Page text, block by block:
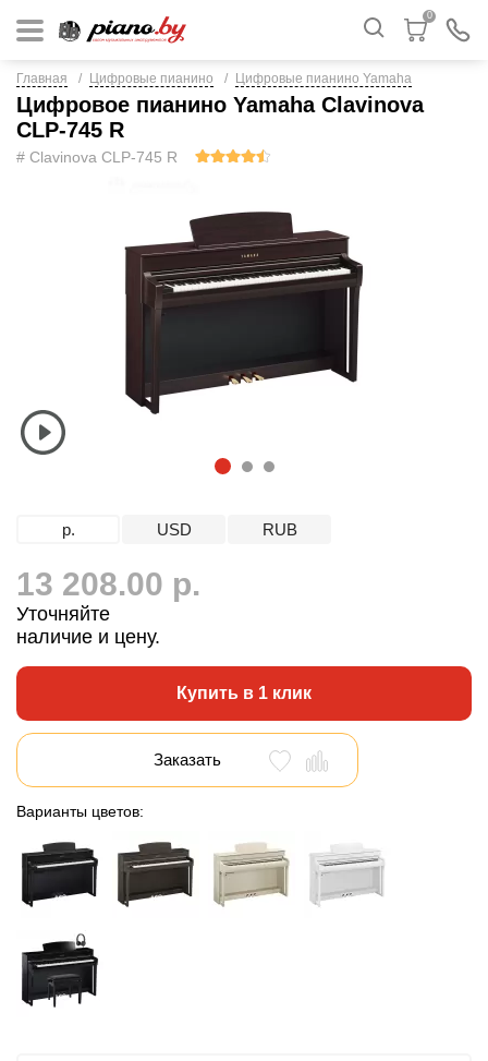
0
Главная Цифровые пианино Цифровые пианино Yamaha
Цифровое пианино Yamaha Clavinova
CLP-745 R
# Clavinova CLP-745 R
1 2 3
р. USD RUB
13 208.00 р.
Уточняйте
наличие и цену.
Купить в 1 клик
Заказать
Варианты цветов: